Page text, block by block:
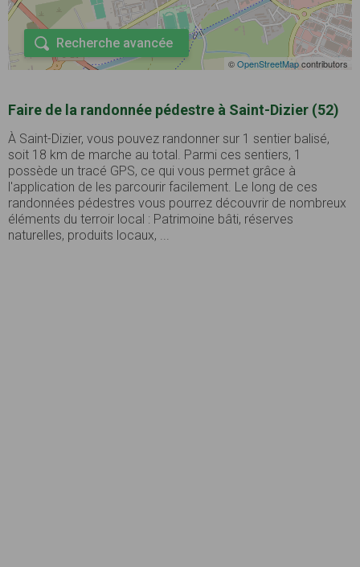
©OpenStreetMapcontributors
Recherche avancée
Faire de la randonnée pédestre à Saint-Dizier (52)
À Saint-Dizier, vous pouvez randonner sur 1 sentier balisé,
soit 18 km de marche au total. Parmi ces sentiers, 1
possède un tracé GPS, ce qui vous permet grâce à
l'application de les parcourir facilement. Le long de ces
randonnées pédestres vous pourrez découvrir de nombreux
éléments du terroir local : Patrimoine bâti, réserves
naturelles, produits locaux, ...